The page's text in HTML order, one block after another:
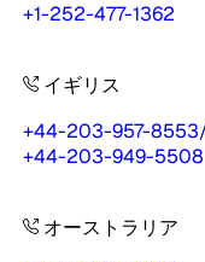
+1-252-477-1362
イギリス
+44-203-957-8553
+44-203-949-5508
オーストラリア